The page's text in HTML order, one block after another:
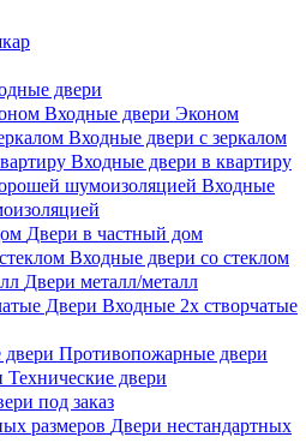
двери
Входные двери Эконом
Входные двери с зеркалом
Входные двери в квартиру
Входные
Двери в частный дом
Входные двери со стеклом
Двери металл/металл
Входные 2х створчатые
Противопожарные двери
Технические двери
под заказ
Двери нестандартных